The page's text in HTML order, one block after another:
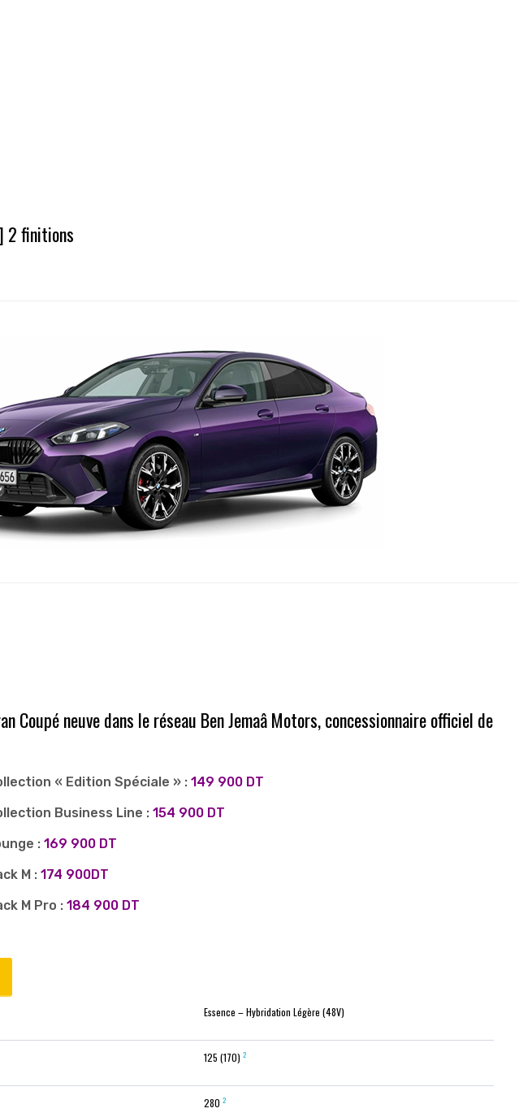
2 finitions
Coupé neuve dans le réseau Ben Jemaâ Motors, concessionnaire officiel de
« Edition Spéciale » : 149 900 DT
Business Line : 154 900 DT
: 169 900 DT
M : 174 900DT
M Pro : 184 900 DT
Essence – Hybridation Légère (48V)
125 (170) 2
280 2